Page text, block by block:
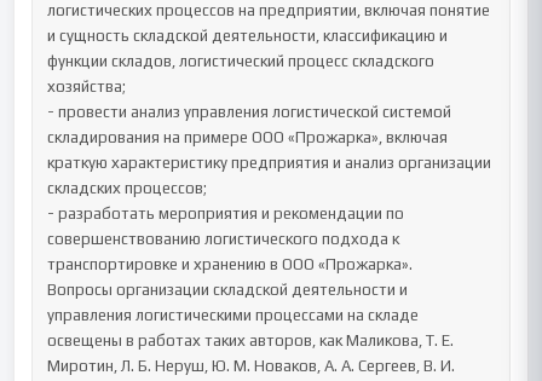
логистических процессов на предприятии, включая понятие
и сущность складской деятельности, классификацию и
функции складов, логистический процесс складского
хозяйства;
- провести анализ управления логистической системой
складирования на примере ООО «Прожарка», включая
краткую характеристику предприятия и анализ организации
складских процессов;
- разработать мероприятия и рекомендации по
совершенствованию логистического подхода к
транспортировке и хранению в ООО «Прожарка».
Вопросы организации складской деятельности и
управления логистическими процессами на складе
освещены в работах таких авторов, как Маликова, Т. Е.
Миротин, Л. Б. Неруш, Ю. М. Новаков, А. А. Сергеев, В. И.